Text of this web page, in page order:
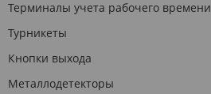
Терминалы учета рабочего времени
Турникеты
Кнопки выхода
Металлодетекторы